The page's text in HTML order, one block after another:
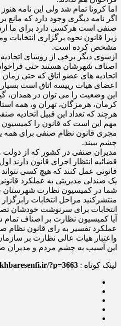
اما کرونا تمام شد ولی این نامه
اگر نامه دیگری وجود دارد که مانع
صنفی است هرکسی دارد برای ما
زیرا قانون نحوه برگزاری انتخابات
مشخص کرده است.
ازسوی دیگر برخی از روسای
اصناف شهرشان هستند حتی فراخوان
اتحادیه های عضو اتاق که حتی زمان
اعضای هیات رییسه اتاق است بسیار
این وضعیت را می توان در همدان،
کرمان، هرمزگان، تهران و، همه
مهم این است که قانون را
مجری قانون نظام صنفی برای همه
چشم ببیند.
مدیران صنفی در کشور که از
قضائیه انتظار اجرای قانون دارند
قانونی عمل کنند که هیچ کسی
یک صندلی مدیریتی به عملکرد
شما در کمیسیون نظارت شهرستان
منتشرکنید مراحل انتخابات
انتخابات برای سرنوشت خودشان
آیا کمیسیون نظارت بر اصناف تمام
عملکرد تفسیر به رای قانون
واعتبار هیات عالی‌ نظارت‌ بر
این آسیب به چشم مردم و مدیران
لینک کوتاه : ?p=3663